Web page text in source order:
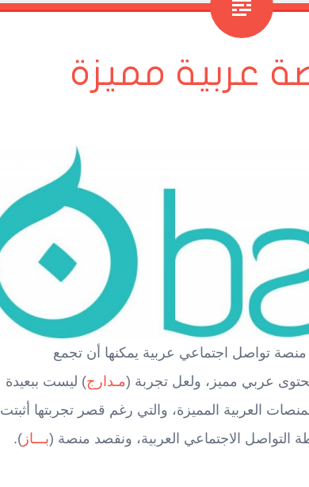
عربية مميزة
منصة تواصل اجتماعي عربية يمكنها أن تجمع
عربي مميز، ولعل تجربة (مـدارج) ليست ببعيدة
العربية المميزة، والتي رغم قصر تجربتها أثبتت
الاجتماعي العربية، ونقصد منصة (بـــاز ).